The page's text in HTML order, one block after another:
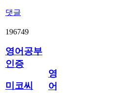
댓글
196749
영어공부
인증
미코씨
영
어